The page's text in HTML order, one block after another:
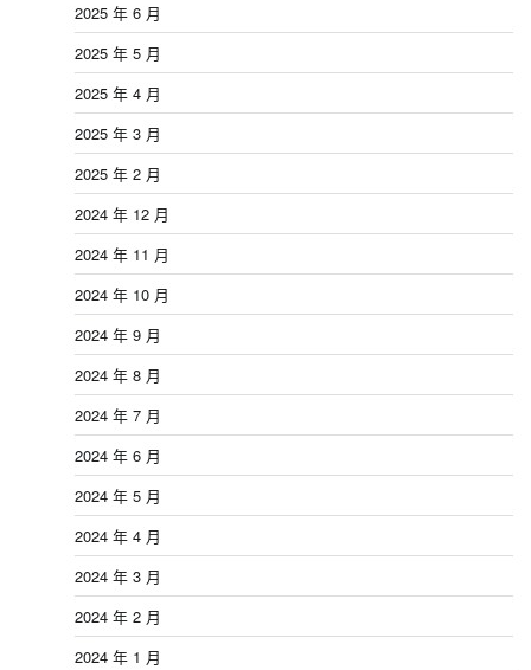
2025 年 6 月
2025 年 5 月
2025 年 4 月
2025 年 3 月
2025 年 2 月
2024 年 12 月
2024 年 11 月
2024 年 10 月
2024 年 9 月
2024 年 8 月
2024 年 7 月
2024 年 6 月
2024 年 5 月
2024 年 4 月
2024 年 3 月
2024 年 2 月
2024 年 1 月